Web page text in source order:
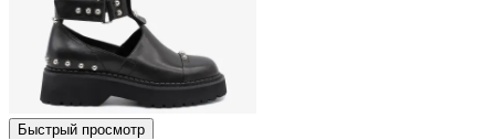
Быстрый просмотр